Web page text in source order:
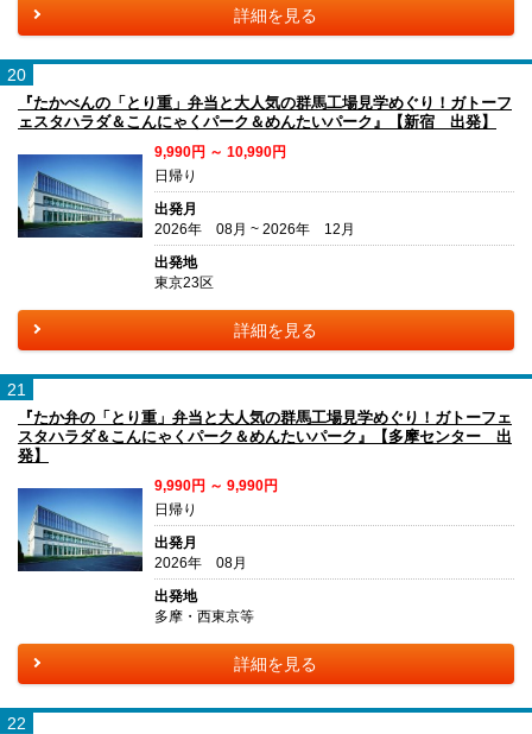
詳細を見る
20
『たかべんの「とり重」弁当と大人気の群馬工場見学めぐり！ガトーフ
ェスタハラダ＆こんにゃくパーク＆めんたいパーク』【新宿 出発】
9,990円 ～ 10,990円
日帰り
出発月
2026年 08月 ~ 2026年 12月
出発地
東京23区
詳細を見る
21
『たか弁の「とり重」弁当と大人気の群馬工場見学めぐり！ガトーフェ
スタハラダ＆こんにゃくパーク＆めんたいパーク』【多摩センター 出
発】
9,990円 ～ 9,990円
日帰り
出発月
2026年 08月
出発地
多摩・西東京等
詳細を見る
22